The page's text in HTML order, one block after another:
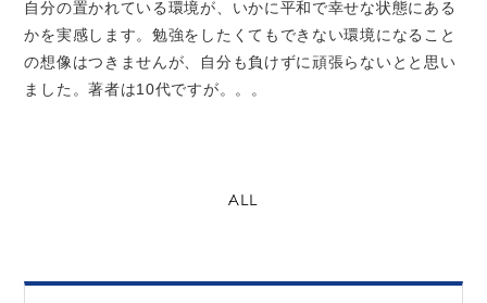
自分の置かれている環境が、いかに平和で幸せな状態にある
かを実感します。勉強をしたくてもできない環境になること
の想像はつきませんが、自分も負けずに頑張らないとと思い
ました。著者は10代ですが。。。
ALL